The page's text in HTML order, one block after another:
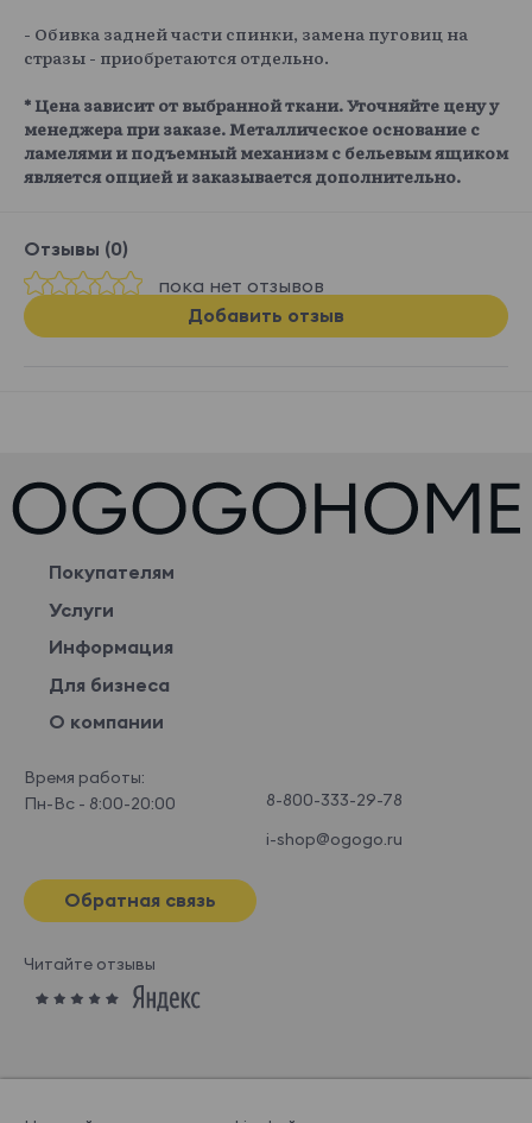
- Обивка задней части спинки, замена пуговиц на
стразы - приобретаются отдельно.
* Цена зависит от выбранной ткани. Уточняйте цену у
менеджера при заказе. Металлическое основание с
ламелями и подъемный механизм с бельевым ящиком
является опцией и заказывается дополнительно.
Отзывы (0)
пока нет отзывов
Добавить отзыв
Покупателям
Услуги
Информация
Для бизнеса
О компании
Время работы:
Пн-Вс - 8:00-20:00
8-800-333-29-78
i-shop@ogogo.ru
Обратная связь
Читайте отзывы